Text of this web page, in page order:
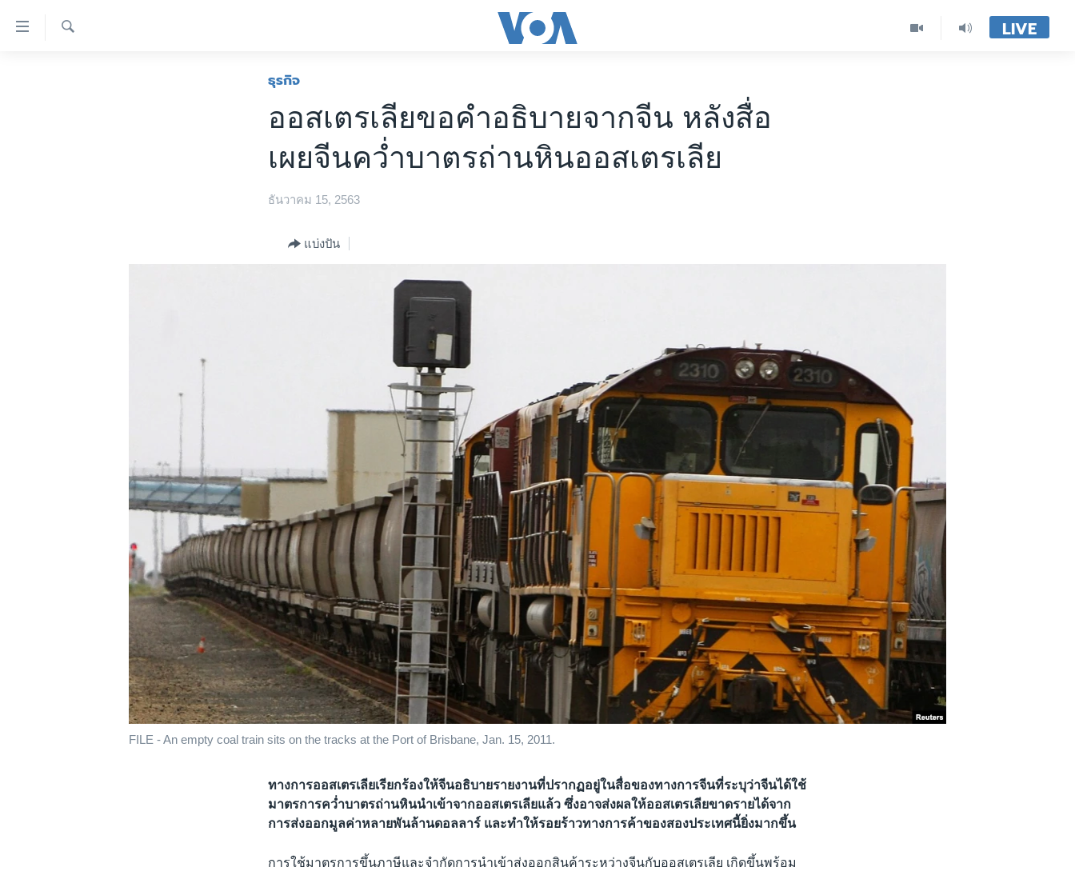
LIVE
ธุรกิจ
ออสเตรเลียขอคำอธิบายจากจีน หลังสื่อ
เผยจีนคว่ำบาตรถ่านหินออสเตรเลีย
ธันวาคม 15, 2563
แบ่งปัน
FILE - An empty coal train sits on the tracks at the Port of Brisbane, Jan. 15, 2011.
ทางการออสเตรเลียเรียกร้องให้จีนอธิบายรายงานที่ปรากฏอยู่ในสื่อของทางการจีนที่ระบุว่าจีนได้ใช้
มาตรการคว่ำบาตรถ่านหินนำเข้าจากออสเตรเลียแล้ว ซึ่งอาจส่งผลให้ออสเตรเลียขาดรายได้จาก
การส่งออกมูลค่าหลายพันล้านดอลลาร์ และทำให้รอยร้าวทางการค้าของสองประเทศนี้ยิ่งมากขึ้น
การใช้มาตรการขึ้นภาษีและจำกัดการนำเข้าส่งออกสินค้าระหว่างจีนกับออสเตรเลีย เกิดขึ้นพร้อม